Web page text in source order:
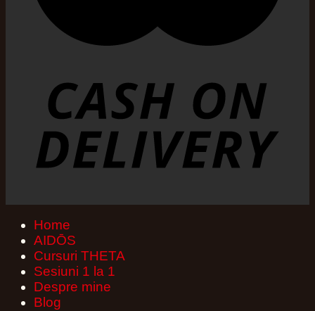
Home
AIDŌS
Cursuri THETA
Sesiuni 1 la 1
Despre mine
Blog